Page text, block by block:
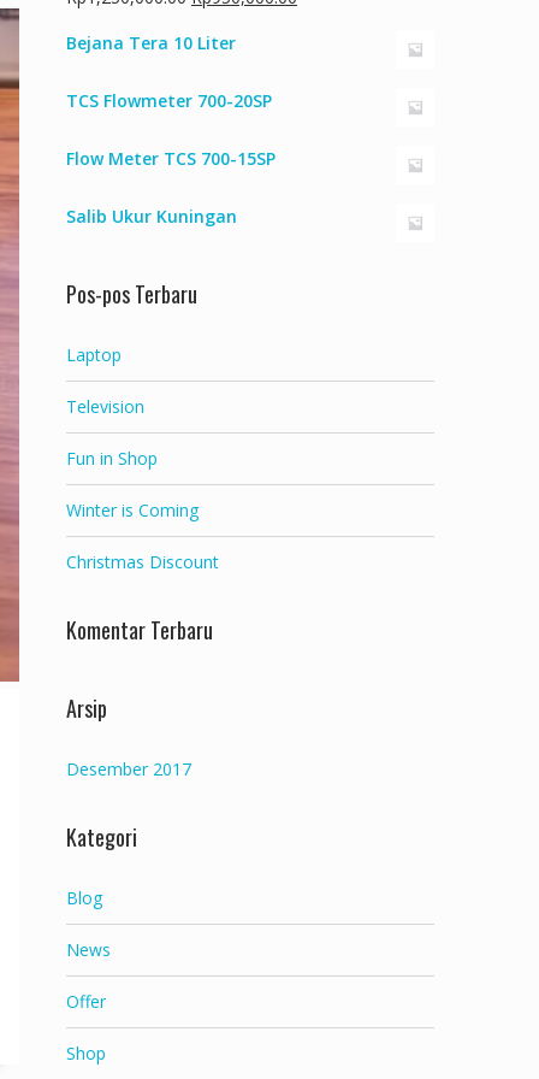
adalah:
Bejana Tera 10 Liter
TCS Flowmeter 700-20SP
Flow Meter TCS 700-15SP
Salib Ukur Kuningan
Pos-pos Terbaru
Laptop
Television
Fun in Shop
Winter is Coming
Christmas Discount
Komentar Terbaru
Arsip
Desember 2017
Kategori
Blog
News
Offer
Shop